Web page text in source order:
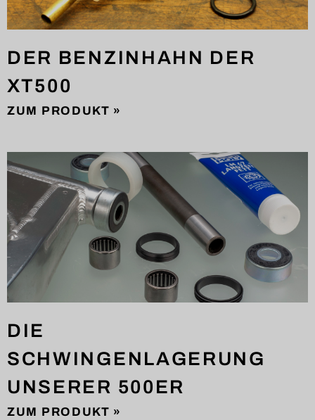
DER BENZINHAHN DER
XT500
ZUM PRODUKT »
DIE
SCHWINGENLAGERUNG
UNSERER 500ER
ZUM PRODUKT »